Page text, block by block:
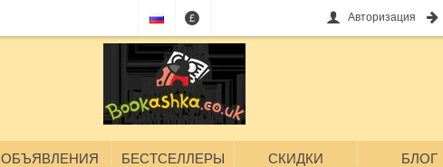
£ Авторизация
ОБЪЯВЛЕНИЯ БЕСТСЕЛЛЕРЫ СКИДКИ БЛОГ